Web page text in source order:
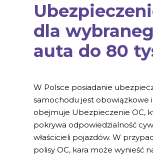
dla
auta do 80
W Polsce posiadanie
samochodu jest obowiązkowe i
obejmuje Ubezpieczenie OC,
pokrywa odpowiedzialność
właścicieli pojazdów. W
polisy OC, kara może wynieść